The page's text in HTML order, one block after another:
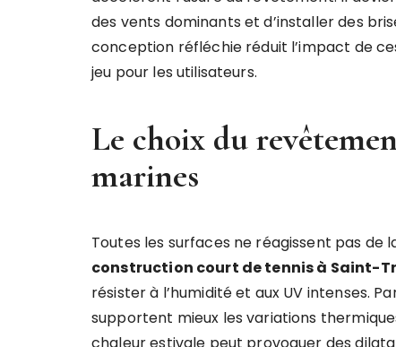
des vents dominants et d’installer des
conception réfléchie réduit l’impact de
jeu pour les utilisateurs.
Le choix du
marines
Toutes les surfaces ne réagissent pas de
construction court de tennis à Saint-
résister à l’humidité et aux UV intenses.
supportent mieux les variations